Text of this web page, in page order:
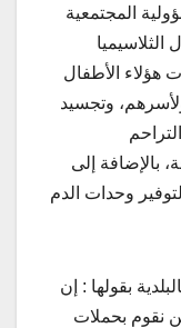
المجتمعية
الثلاسيميا
هؤلاء الأطفال
وتجسيد
بالإضافة إلى
وحدات الدم
بقولها : إن
نقوم بحملات